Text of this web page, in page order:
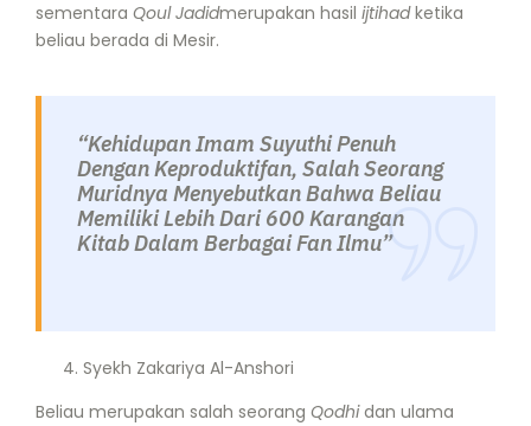
sementara Qoul Jadidmerupakan hasil ijtihadketika
beliau berada di Mesir.
“Kehidupan Imam Suyuthi Penuh
Dengan Keproduktifan, Salah Seorang
Muridnya Menyebutkan Bahwa Beliau
Memiliki Lebih Dari 600 Karangan
Kitab Dalam BerbagaiFanIlmu”
Syekh Zakariya Al-Anshori
Beliau merupakan salah seorang Qodhidan ulama